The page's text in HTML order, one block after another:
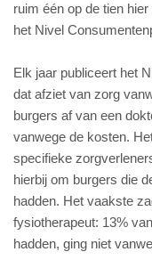
ruim één op de tien
het Nivel
Elk jaar publiceert het
dat afziet van zorg
burgers af van een
vanwege de kosten.
specifieke
hierbij om burgers die
hadden. Het vaakste
fysiotherapeut: 13%
hadden, ging niet